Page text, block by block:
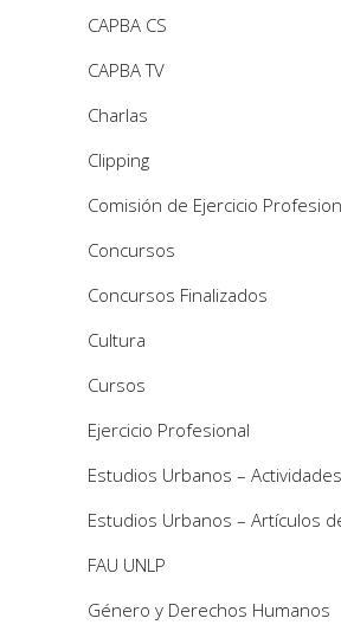
CAPBA CS
CAPBA TV
Charlas
Clipping
Comisión de Ejercicio
Concursos
Concursos Finalizados
Cultura
Cursos
Ejercicio Profesional
Estudios Urbanos – Actividades
Estudios Urbanos – Artículos
FAU UNLP
Género y Derechos Humanos